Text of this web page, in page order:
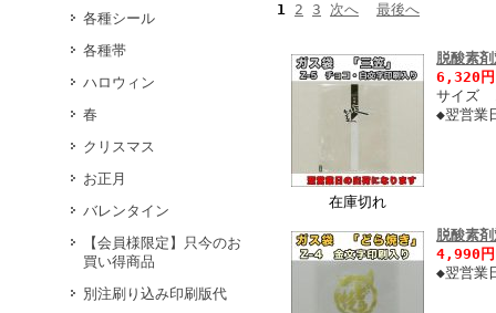
各種シール
各種帯
ハロウィン
春
クリスマス
お正月
バレンタイン
【会員様限定】只今のお
買い得商品
別注刷り込み印刷版代
1 2 3 次へ 最後へ
在庫切れ
脱酸素
6,320
サイズ
◆翌営業
脱酸素
4,990
◆翌営業